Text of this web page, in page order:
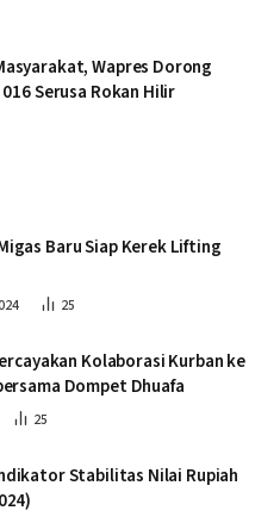
Wapres Dorong
Serusa Rokan Hilir
Baru Siap Kerek Lifting
25
Kolaborasi Kurban ke
Dompet Dhuafa
25
Stabilitas Nilai Rupiah